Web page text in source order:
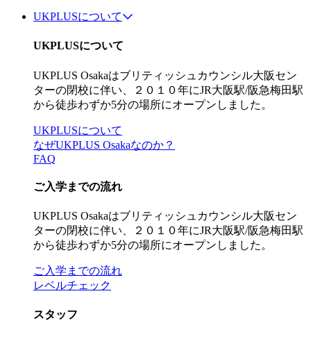
UKPLUSについて
UKPLUSについて
UKPLUS Osakaはブリティッシュカウンシル大阪セン
ターの閉校に伴い、２０１０年にJR大阪駅/阪急梅田駅
から徒歩わずか5分の場所にオープンしました。
UKPLUSについて
なぜUKPLUS Osakaなのか？
FAQ
ご入学までの流れ
UKPLUS Osakaはブリティッシュカウンシル大阪セン
ターの閉校に伴い、２０１０年にJR大阪駅/阪急梅田駅
から徒歩わずか5分の場所にオープンしました。
ご入学までの流れ
レベルチェック
スタッフ